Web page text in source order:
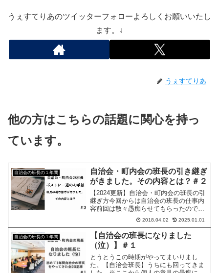
うぇすてりあのツイッターフォローよろしくお願いいたし
ます。↓
うぇすてりあ
他の方はこちらの話題に関心を持っ
ています。
自治会の班長の１年間
自治会・町内会の班長の引き継ぎ
がきました。その内容とは？＃２
【2024更新】自治会・町内会の班長の引
継ぎ方今回からは自治会の班長の仕事内
容前回は散々愚痴らせてもらったので
（笑）今回はちゃんとした自治会の班長
の仕事内容などを紹介していきます。あ
る程度内容はオブラートに包みながらに
します。（地域が身バレないようにした
い為（笑））まず班長になった経緯から
お話します。３月上旬に家のポス
2018.04.02 2025.01.01
自治会の班長の１年間
【自治会の班長になりました
（泣）】＃１
とうとうこの時期がやってまいりまし
た。【自治会班長】うちにも回ってきま